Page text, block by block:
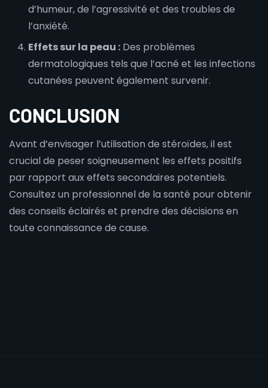
d’humeur, de l’agressivité et des troubles de
l’anxiété.
Effets sur la peau : Des problèmes
dermatologiques tels que l’acné et les infections
cutanées peuvent également survenir.
CONCLUSION
Avant d’envisager l’utilisation de stéroïdes, il est
crucial de peser soigneusement les effets positifs
par rapport aux effets secondaires potentiels.
Consultez un professionnel de la santé pour obtenir
des conseils éclairés et prendre des décisions en
toute connaissance de cause.